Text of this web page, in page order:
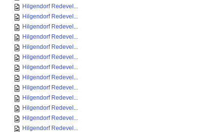
Hilgendorf Redevel...
Hilgendorf Redevel...
Hilgendorf Redevel...
Hilgendorf Redevel...
Hilgendorf Redevel...
Hilgendorf Redevel...
Hilgendorf Redevel...
Hilgendorf Redevel...
Hilgendorf Redevel...
Hilgendorf Redevel...
Hilgendorf Redevel...
Hilgendorf Redevel...
Hilgendorf Redevel...